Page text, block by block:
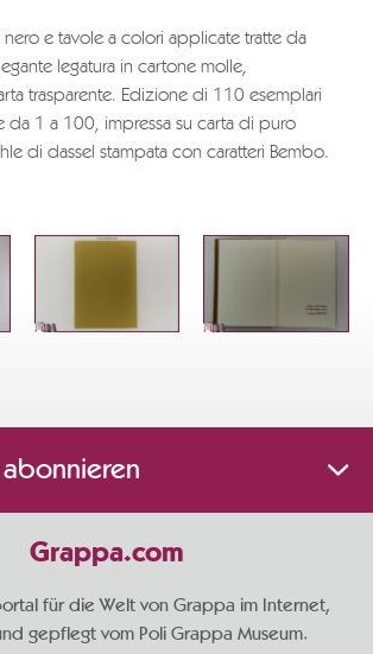
nero e tavole a colori applicate tratte da
legatura in cartone molle,
trasparente. Edizione di 110 esemplari
da 1 a 100, impressa su carta di puro
di dassel stampata con caratteri Bembo.
Grappa.com
für die Welt von Grappa im Internet,
gepflegt vom Poli Grappa Museum.